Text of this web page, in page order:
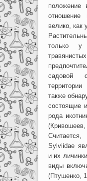
положение
велико, как
только у
садовой
также
состоящие
рода
(Кривошеев,
Sylviidae
и их
виды
(Птушенко,